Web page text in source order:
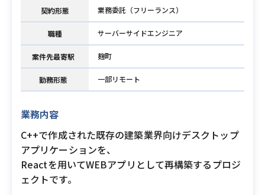
契約形態 業務委託（フリーランス）
職種 サーバーサイドエンジニア
案件先最寄駅 麹町
勤務形態 一部リモート
業務内容
C++で作成された既存の建築業界向けデスクトップ
アプリケーションを、
Reactを用いてWEBアプリとして再構築するプロジ
ェクトです。